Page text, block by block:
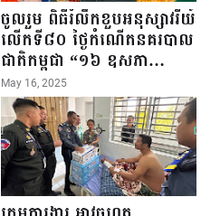
ចូលរួម ពិធីរំលឹកខួបអនុស្សាវរីយ៍
លើកទី៨០ ថ្ងៃកំណើតនគរបាល
ជាតិកម្ពុជា “១៦ ឧសភា
១៩៤៥ ~ ១៦ ឧសភា
២០២៥”...
May 16, 2025